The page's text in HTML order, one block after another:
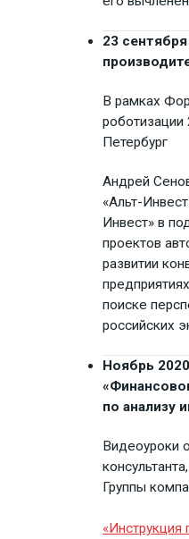
23
В рамках
Петербург
Андрей
«Альт-
Инвест» в
проектов
развитии
поиске
российских
Ноябрь
по анализу
Видеоуроки
Группы